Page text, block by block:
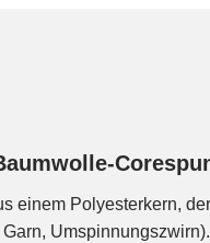
einem Polyesterkern,
sollte die